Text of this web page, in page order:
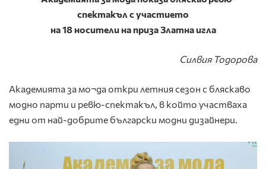
спектакъл с участието
на 18 носители на приза Златна игла
Силвия Тодорова
Академията за мо¬да откри летния сезон с бляскаво
модно парти и ревю-спектакъл, в който участваха
едни от най-добрите български модни дизайнери.